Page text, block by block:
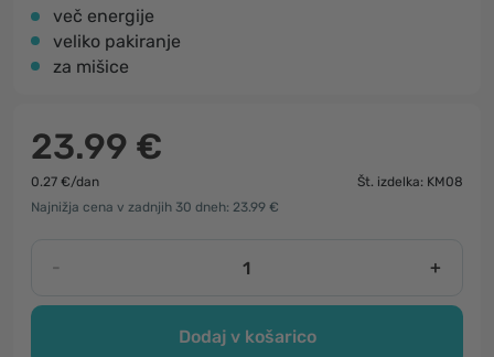
več energije
veliko pakiranje
za mišice
23.99 €
0.27 €/dan
Št. izdelka: KM08
Najnižja cena v zadnjih 30 dneh: 23.99 €
- +
Dodaj v košarico